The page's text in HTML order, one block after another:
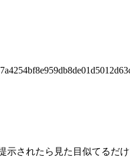
されたら見た目似てるだ